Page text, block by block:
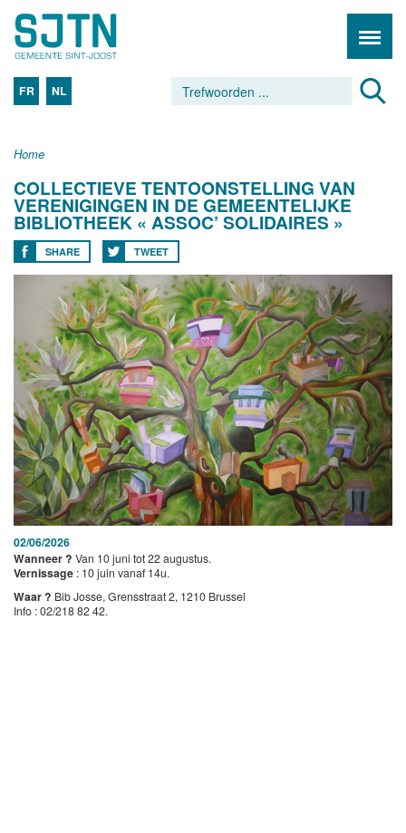
FR NL
Home
COLLECTIEVE TENTOONSTELLING VAN
VERENIGINGEN IN DE GEMEENTELIJKE
BIBLIOTHEEK « ASSOC’ SOLIDAIRES »
SHARE TWEET
02/06/2026
Wanneer ? Van 10 juni tot 22 augustus.
Vernissage : 10 juin vanaf 14u.
Waar ? Bib Josse, Grensstraat 2, 1210 Brussel
Info : 02/218 82 42.